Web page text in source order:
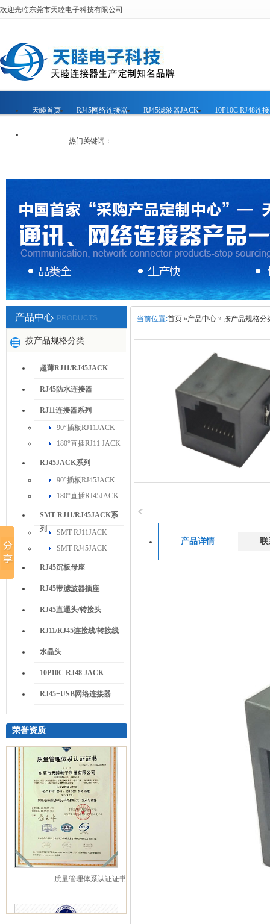
欢迎光临东莞市天睦电子科技有限公司
天睦首页 RJ45网络连接器 RJ45滤波器JACK 10P10C RJ48连
热门关键词：
产品中心 PRODUCTS
按产品规格分类
超薄RJ11/RJ45JACK
RJ45防水连接器
RJ11连接器系列
90°插板RJ11JACK
180°直插RJ11 JACK
RJ45JACK系列
90°插板RJ45JACK
180°直插RJ45JACK
SMT RJ11/RJ45JACK系
列
SMT RJ11JACK
SMT RJ45JACK
RJ45沉板母座
RJ45带滤波器插座
RJ45直通头/转接头
RJ11/RJ45连接线/转接线
水晶头
10P10C RJ48 JACK
RJ45+USB网络连接器
荣誉资质
质量管理体系认证证书
当前位置:首页 »产品中心 » 按产品规格分
产品详情 联